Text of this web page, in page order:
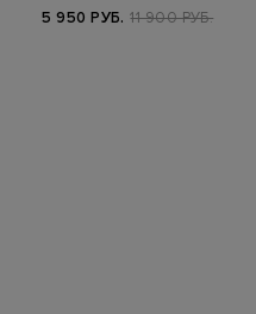
5 950 РУБ. 11 900 РУБ.